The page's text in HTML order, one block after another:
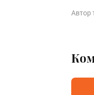
Автор